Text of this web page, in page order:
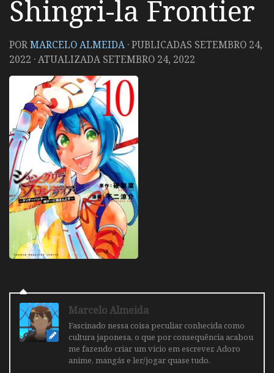
Shingri-la Frontier
PORMARCELO ALMEIDA · PUBLICADAS SETEMBRO 24,
2022 · ATUALIZADA SETEMBRO 24, 2022
Marcelo Almeida
Fascinado nessa coisa peculiar conhecida como
cultura japonesa, o que por consequência acabou
me fazendo criar um vicio em escrever. Adoro
anime, mangás e ler/jogar quase tudo.